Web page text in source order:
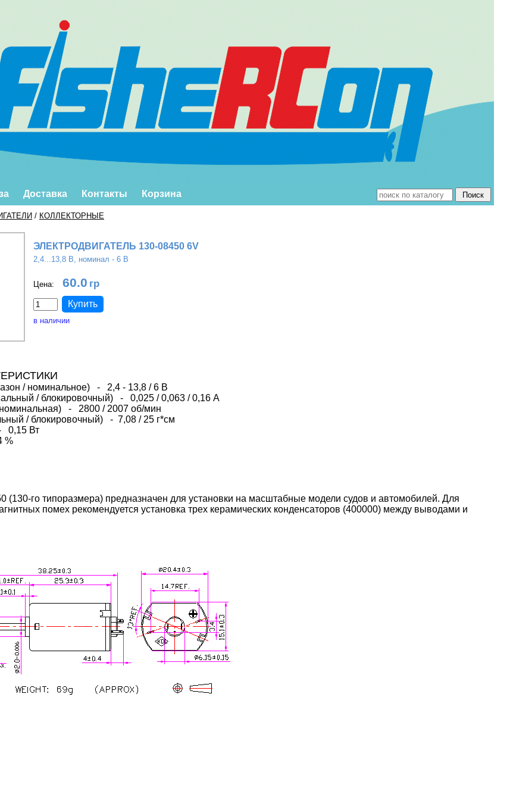
Доставка Контакты Корзина
/ КОЛЛЕКТОРНЫЕ
ЭЛЕКТРОДВИГАТЕЛЬ 130-08450 6V
2,4...13,8 В, номинал - 6 В
Цена: 60.0
в наличии
/ номинальное) - 2,4 - 13,8 / 6 В
/ блокировочный) - 0,025 / 0,063 / 0,16 А
номинальная) - 2800 / 2007 об/мин
/ блокировочный) - 7,08 / 25 г*см
0,15 Вт
%
(130-го типоразмера) предназначен для установки на масштабные модели судов и автомобилей. Для
помех рекомендуется установка трех керамических конденсаторов (400000) между выводами и